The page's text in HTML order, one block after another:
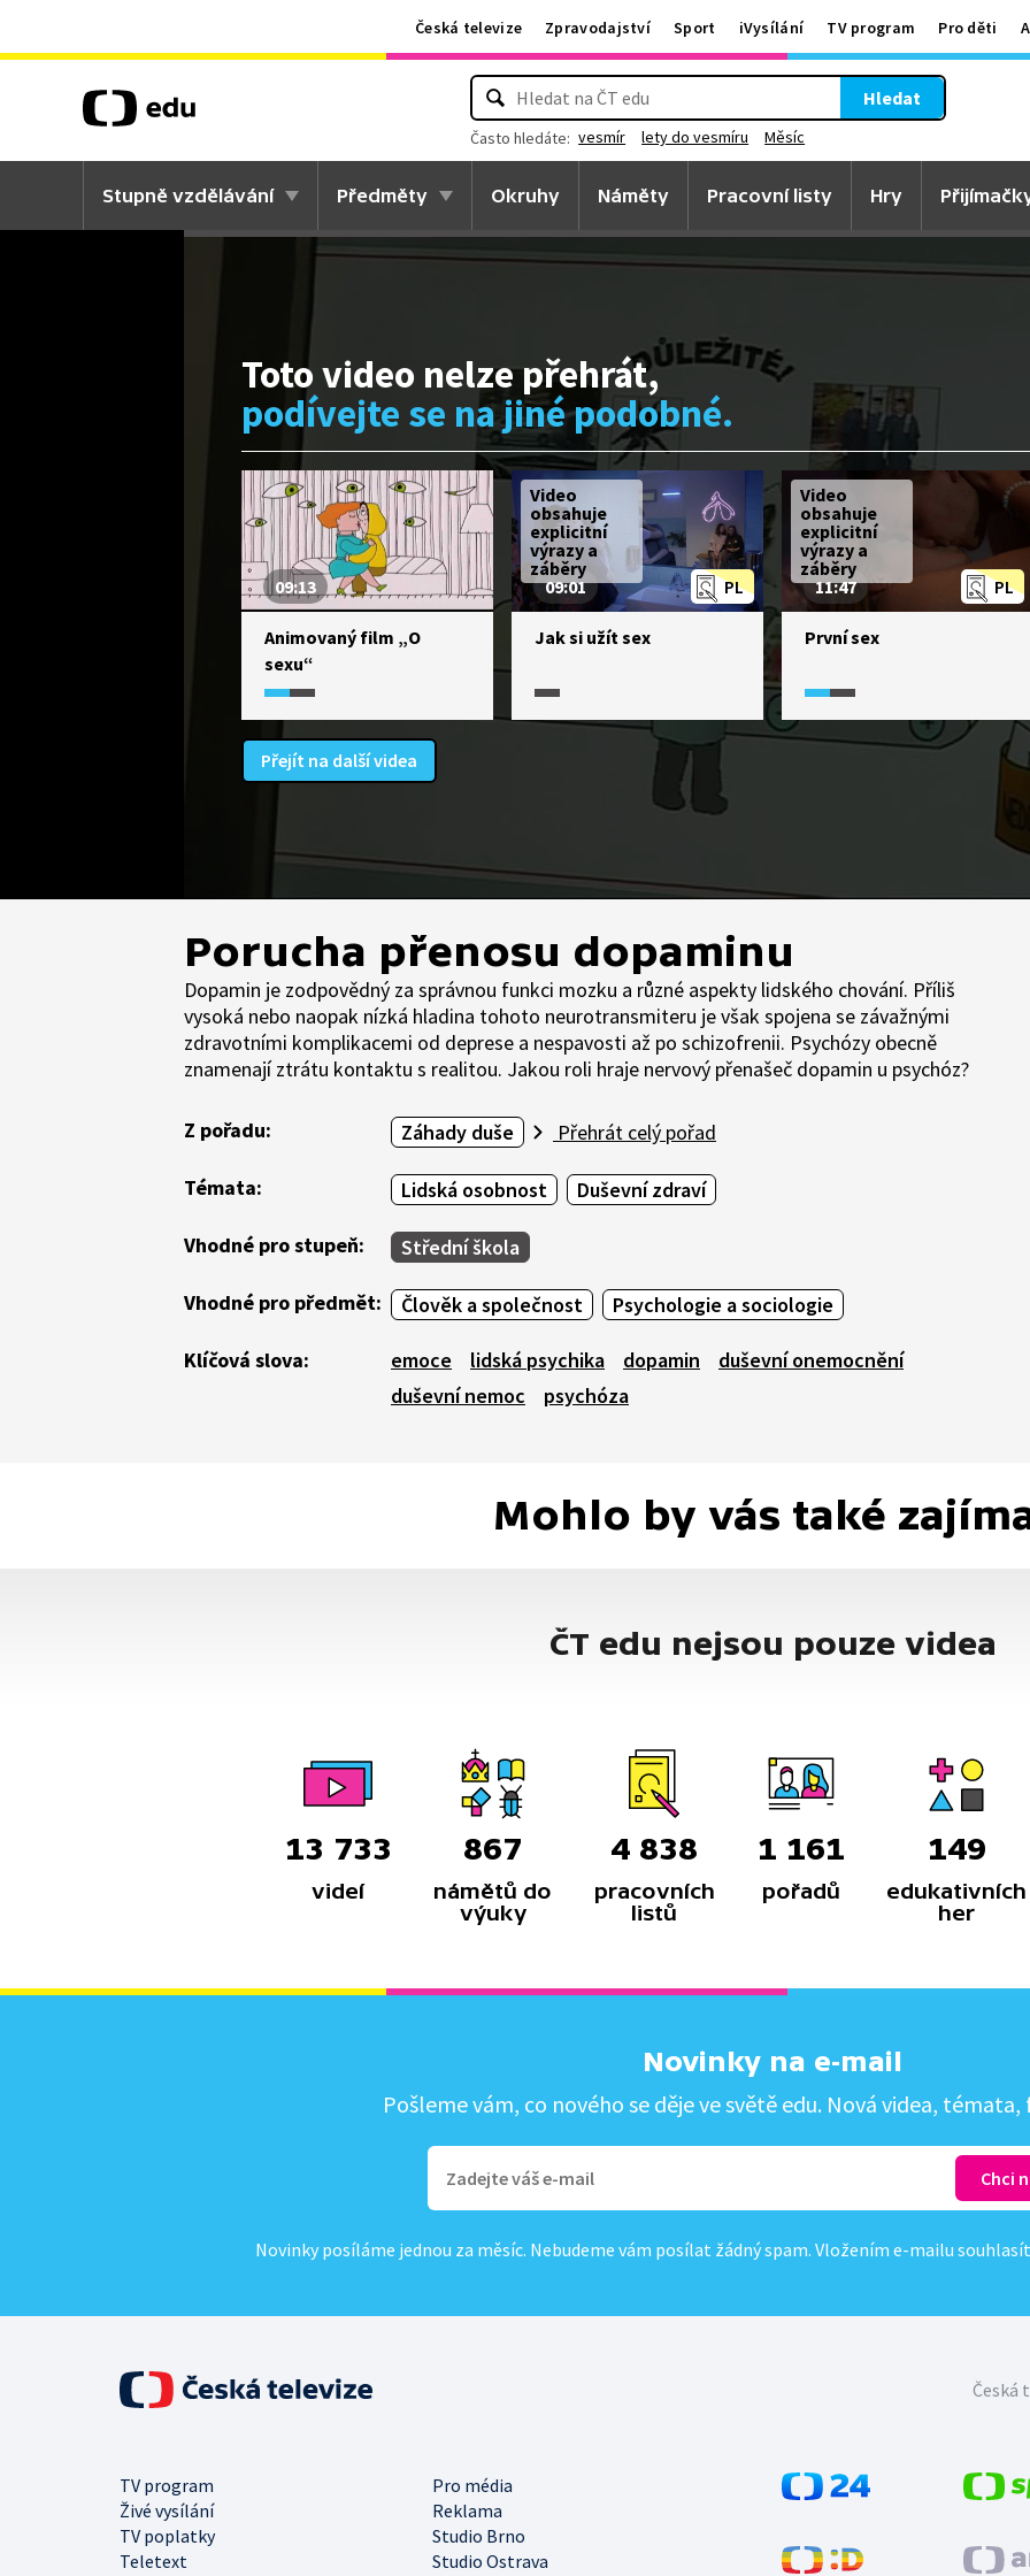
Česká televize Zpravodajství Sport iVysílání TV program Pro děti
Hledat
Často hledáte: vesmír lety do vesmíru Měsíc
Stupně vzdělávání Předměty Okruhy Náměty Pracovní listy Hry
Toto video nelze přehrát,
podívejte se na jiné podobné.
09:13
Animovaný film „O
sexu“
Video
obsahuje
explicitní
výrazy a
záběry
PL
09:01
Jak si užít sex
Video
obsahuje
explicitní
výrazy a
záběry
PL
11:47
První sex
Přejít na další videa
Porucha přenosu dopaminu
Dopamin je zodpovědný za správnou funkci mozku a různé aspekty lidského chování. Příliš
vysoká nebo naopak nízká hladina tohoto neurotransmiteru je však spojena se závažnými
zdravotními komplikacemi od deprese a nespavosti až po schizofrenii. Psychózy obecně
znamenají ztrátu kontaktu s realitou. Jakou roli hraje nervový přenašeč dopamin u psychóz?
Z pořadu: Záhady duše Přehrát celý pořad
Témata: Lidská osobnost Duševní zdraví
Vhodné pro stupeň: Střední škola
Vhodné pro předmět: Člověk a společnost Psychologie a sociologie
Klíčová slova: emoce lidská psychika dopamin
duševní onemocnění
duševní nemoc
psychóza
Mohlo by vás také
ČT edu nejsou pouze videa
13 733
videí
867
námětů do
výuky
4 838
pracovních
listů
1 161
pořadů
149
edukativních
her
Novinky na e-mail
Pošleme vám, co nového se děje ve světě edu. Nová videa, témata,
Novinky posíláme jednou za měsíc. Nebudeme vám posílat žádný spam. Vložením e-mailu